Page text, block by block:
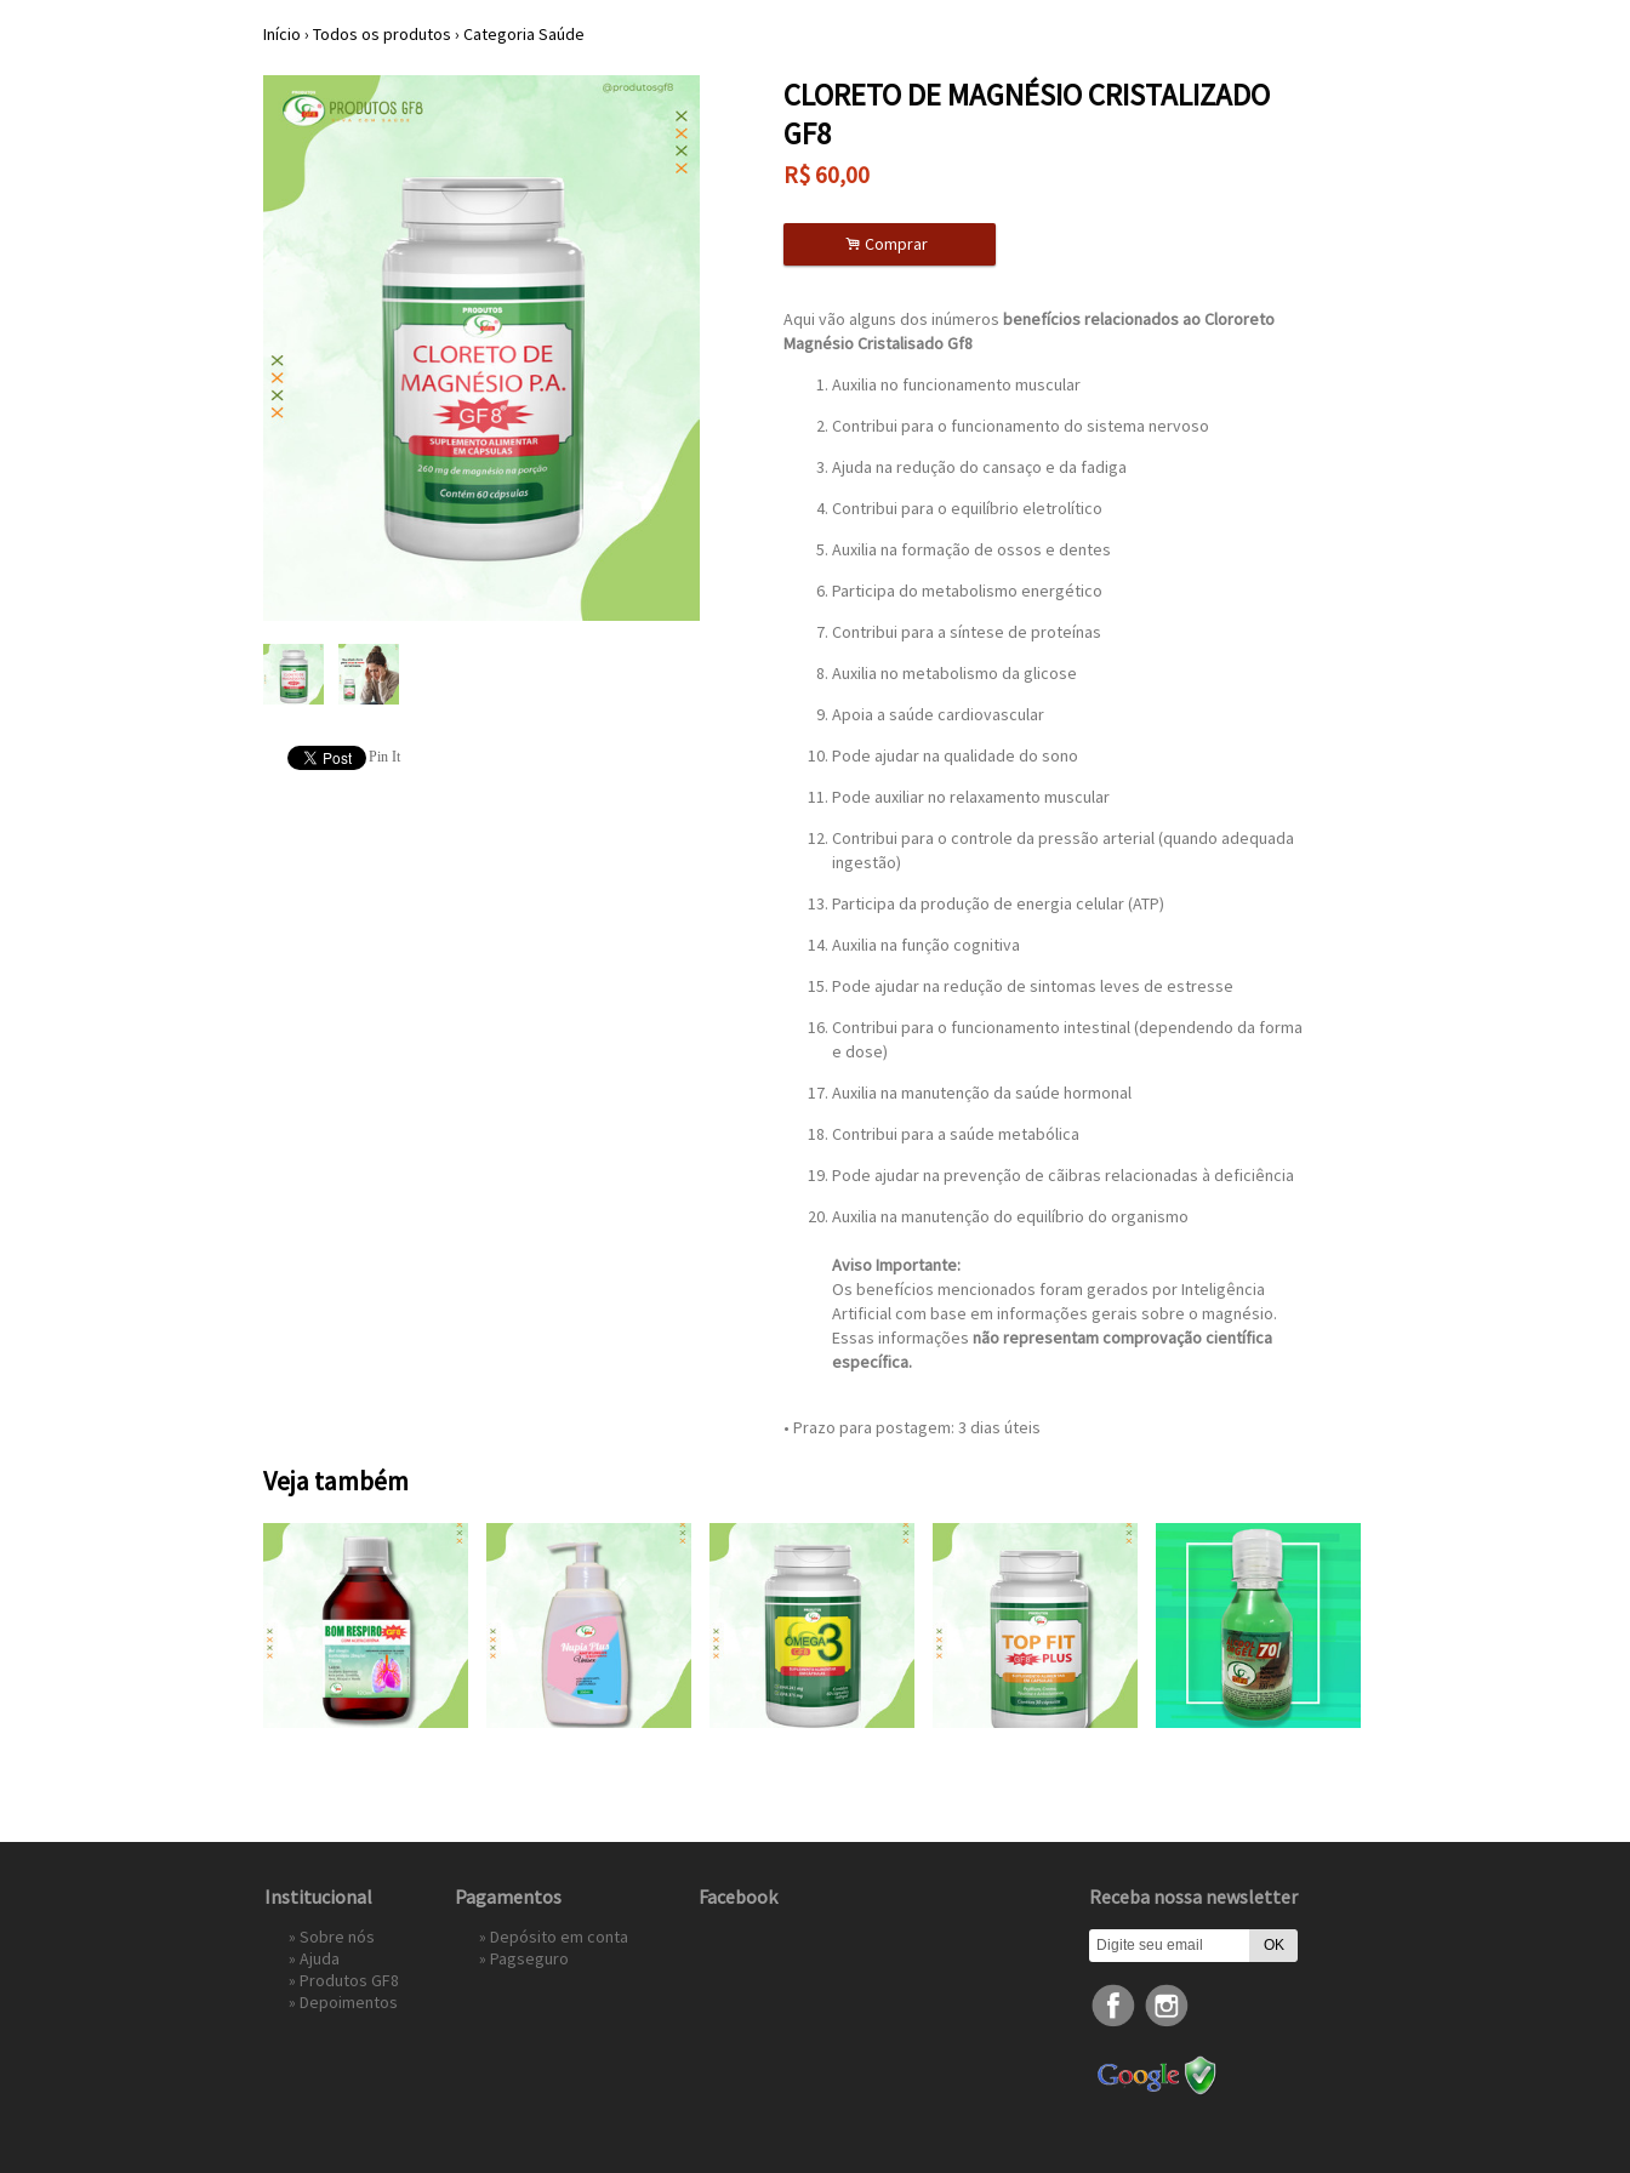
Início › Todos os produtos › Categoria Saúde
Pin It
CLORETO DE MAGNÉSIO CRISTALIZADO
GF8
R$ 60,00
. Comprar
Aqui vão alguns dos inúmeros benefícios relacionados ao Clororeto
Magnésio Cristalisado Gf8
Auxilia no funcionamento muscular
Contribui para o funcionamento do sistema nervoso
Ajuda na redução do cansaço e da fadiga
Contribui para o equilíbrio eletrolítico
Auxilia na formação de ossos e dentes
Participa do metabolismo energético
Contribui para a síntese de proteínas
Auxilia no metabolismo da glicose
Apoia a saúde cardiovascular
Pode ajudar na qualidade do sono
Pode auxiliar no relaxamento muscular
Contribui para o controle da pressão arterial (quando adequada
ingestão)
Participa da produção de energia celular (ATP)
Auxilia na função cognitiva
Pode ajudar na redução de sintomas leves de estresse
Contribui para o funcionamento intestinal (dependendo da forma
e dose)
Auxilia na manutenção da saúde hormonal
Contribui para a saúde metabólica
Pode ajudar na prevenção de cãibras relacionadas à deficiência
Auxilia na manutenção do equilíbrio do organismo
Aviso Importante:
Os benefícios mencionados foram gerados por Inteligência
Artificial com base em informações gerais sobre o magnésio.
Essas informações não representam comprovação científica
específica.
• Prazo para postagem: 3 dias úteis
Veja também
Institucional
» Sobre nós
» Ajuda
» Produtos GF8
» Depoimentos
Pagamentos
» Depósito em conta
» Pagseguro
Facebook Receba nossa newsletter